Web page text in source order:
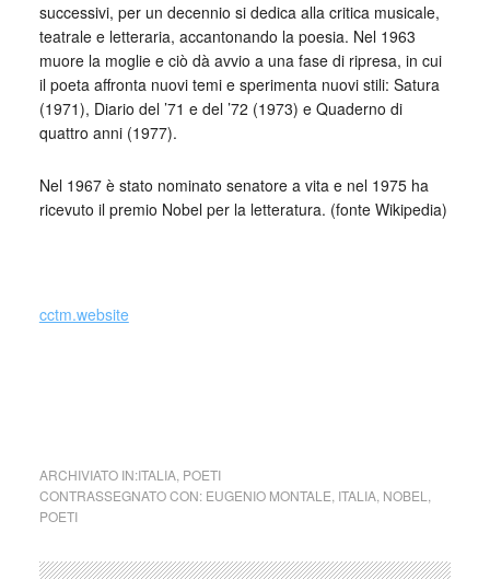
successivi, per un decennio si dedica alla critica musicale,
teatrale e letteraria, accantonando la poesia. Nel 1963
muore la moglie e ciò dà avvio a una fase di ripresa, in cui
il poeta affronta nuovi temi e sperimenta nuovi stili: Satura
(1971), Diario del ’71 e del ’72 (1973) e Quaderno di
quattro anni (1977).
Nel 1967 è stato nominato senatore a vita e nel 1975 ha
ricevuto il premio Nobel per la letteratura. (fonte Wikipedia)
cctm.website
ARCHIVIATO IN:ITALIA, POETI
CONTRASSEGNATO CON: EUGENIO MONTALE ITALIA, NOBEL
POETI